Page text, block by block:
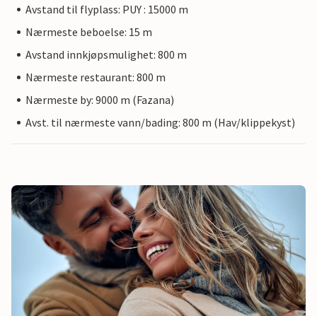
Avstand til flyplass: PUY : 15000 m
Nærmeste beboelse: 15 m
Avstand innkjøpsmulighet: 800 m
Nærmeste restaurant: 800 m
Nærmeste by: 9000 m (Fazana)
Avst. til nærmeste vann/bading: 800 m (Hav/klippekyst)